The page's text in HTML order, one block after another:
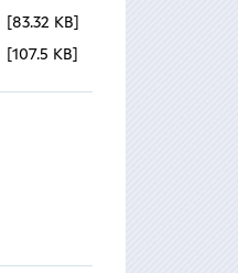
83.32 KB
107.5 KB